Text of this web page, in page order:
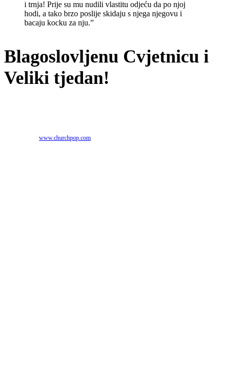
i trnja! Prije su mu nudili vlastitu odjeću da po njoj
hodi, a tako brzo poslije skidaju s njega njegovu i
bacaju kocku za nju.”
Blagoslovljenu Cvjetnicu i
Veliki tjedan!
Izvor:www.churchpop.com